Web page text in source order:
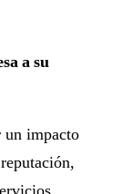
a su
un impacto